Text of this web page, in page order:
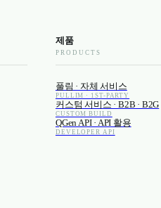
제품
PRODUCTS
풀림 · 자체 서비스
PULLIM · 1ST-PARTY
커스텀 서비스 · B2B · B2G
CUSTOM BUILD
QGen API · API 활용
DEVELOPER API